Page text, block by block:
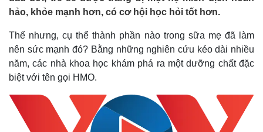
Việc làm
Biển đảo
hảo, khỏe mạnh hơn, có cơ hội học hỏi tốt hơn.
Thế nhưng, cụ thể thành phần nào trong sữa mẹ đã làm
nên sức mạnh đó? Bằng những nghiên cứu kéo dài nhiều
năm, các nhà khoa học khám phá ra một dưỡng chất đặc
biệt với tên gọi HMO.